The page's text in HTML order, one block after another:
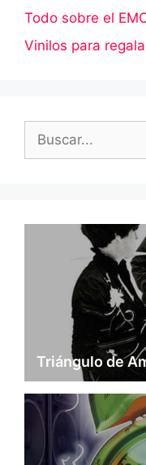
Todo sobre el
Vinilos para
Triángulo de